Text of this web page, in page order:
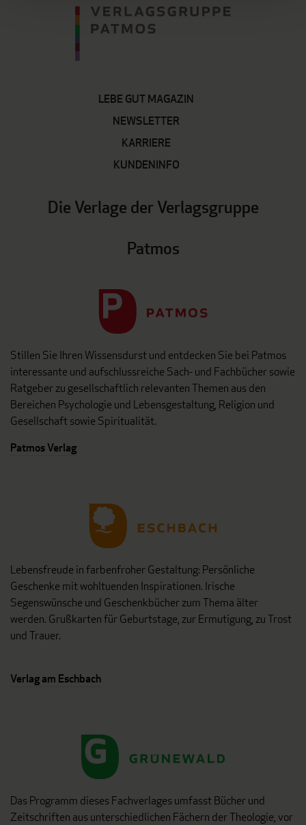
LEBE GUT MAGAZIN
NEWSLETTER
KARRIERE
KUNDENINFO
Die Verlage der Verlagsgruppe
Patmos
Stillen Sie Ihren Wissensdurst und entdecken Sie bei Patmos
interessante und aufschlussreiche Sach- und Fachbücher sowie
Ratgeber zu gesellschaftlich relevanten Themen aus den
Bereichen Psychologie und Lebensgestaltung, Religion und
Gesellschaft sowie Spiritualität.
Patmos Verlag
Lebensfreude in farbenfroher Gestaltung: Persönliche
Geschenke mit wohltuenden Inspirationen. Irische
Segenswünsche und Geschenkbücher zum Thema älter
werden. Grußkarten für Geburtstage, zur Ermutigung, zu Trost
und Trauer.
Verlag am Eschbach
Das Programm dieses Fachverlages umfasst Bücher und
Zeitschriften aus unterschiedlichen Fächern der Theologie, vor